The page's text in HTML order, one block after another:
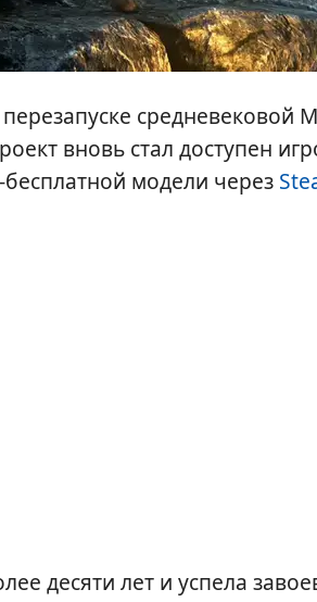
средневековой
вновь стал доступен
модели через
десяти лет и успела